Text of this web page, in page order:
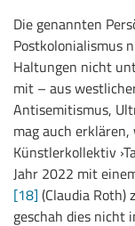
Die genannten
Postkolonialismus
Haltungen nicht
mit – aus
Antisemitismus,
mag auch
Künstlerkollektiv
Jahr 2022 mit
[18] (Claudia Roth)
geschah dies nicht